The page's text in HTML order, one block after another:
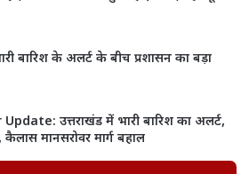
बारिश के अलर्ट के बीच प्रशासन का बड़ा
उत्तराखंड में भारी बारिश का अलर्ट,
मानसरोवर मार्ग बहाल